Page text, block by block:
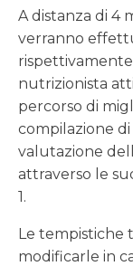
A distanza di 4
verranno
nutrizionista
percorso di
compilazione
valutazione
attraverso le
1.
Le tempistiche
modificarle in